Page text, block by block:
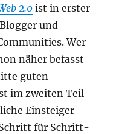
2.0ist in erster
und
Wer
näher befasst
guten
im zweiten Teil
Einsteiger
für Schritt-